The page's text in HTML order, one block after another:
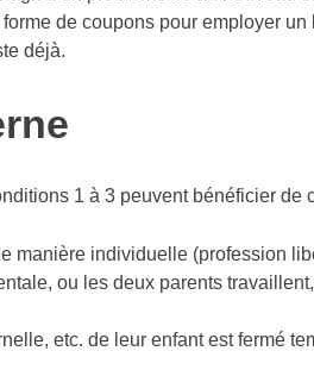
de coupons pour employer
déjà.
1 à 3 peuvent bénéficier de
manière individuelle (profession
ou les deux parents
etc. de leur enfant est fermé